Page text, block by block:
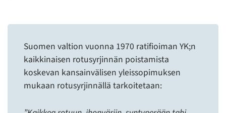
Suomen valtion vuonna 1970 ratifioiman YK;n
kaikkinaisen rotusyrjinnän poistamista
koskevan kansainvälisen yleissopimuksen
mukaan rotusyrjinnällä tarkoitetaan: